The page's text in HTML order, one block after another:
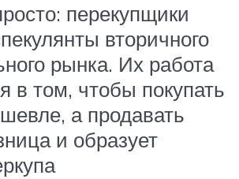
перекупщики
вторичного
рынка. Их работа
в том, чтобы покупать
а продавать
и образует